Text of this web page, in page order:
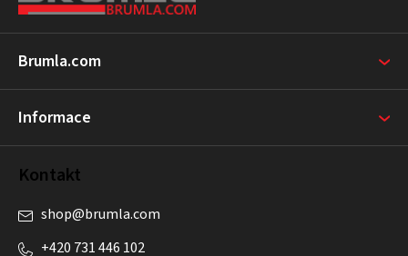
a
í
Brumla.com
Informace
Kontakt
shop@brumla.com
+420 731 446 102